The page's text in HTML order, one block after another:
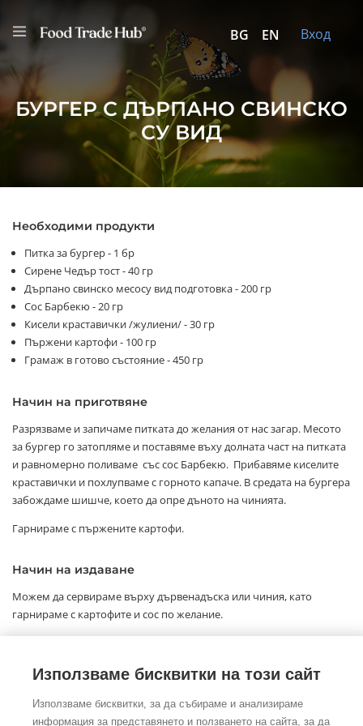
BG EN Вход
БУРГЕР С ДЪРПАНО СВИНСКО
СУ ВИД
Необходими продукти
Питка за бургер - 1 бр
Сирене Чедър тост - 40 гр
Дърпано свинско месосу вид подготовка - 200 гр
Сос Барбекю - 20 гр
Кисели краставички /жулиени/ - 30 гр
Пържени картофи - 100 гр
Грамаж в готово състояние - 450 гр
Начин на приготвяне
Разрязваме и запичаме питката до желания от нас загар. Месото
за бургер го затопляме и поставяме въху долната част на питката
и равномерно поливаме със сос Барбекю. Прибавяме киселите
краставички и похлупваме с горното капаче. В средата на бургера
забождаме шишче, което да опре дъното на чинията.
Гарнираме с пържените картофи.
Начин на издаване
Можем да сервираме върху дървенадъска или чиния, като
гарнираме с картофите и сос по желание.
Използваме бисквитки на този сайт
Използваме бисквитки, за да събираме и анализираме
информация за представянето и ползването на сайта, за да